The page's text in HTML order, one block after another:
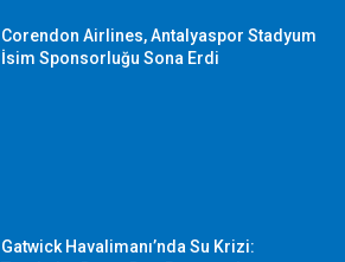
Corendon Airlines, Antalyaspor Stadyum
İsim Sponsorluğu Sona Erdi
Gatwick Havalimanı’nda Su Krizi: